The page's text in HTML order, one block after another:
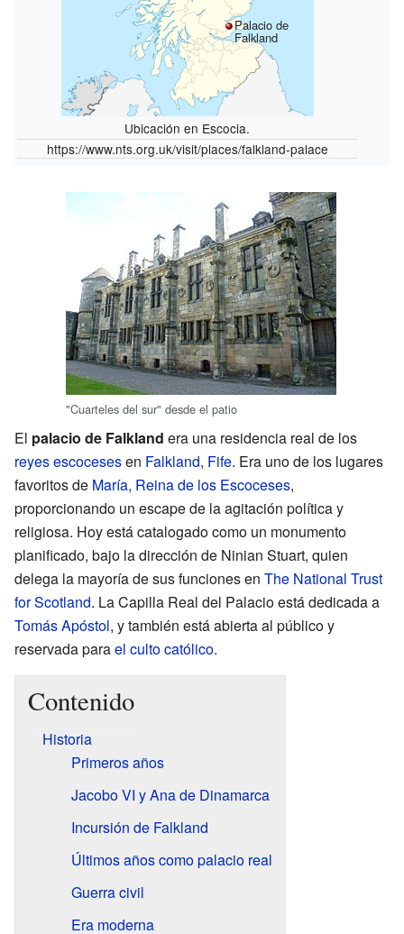
Palacio de
Falkland
Ubicación en Escocia.
https://www.nts.org.uk/visit/places/falkland-palace
"Cuarteles del sur" desde el patio
El palacio de Falkland era una residencia real de los
reyes escocesesen Falkland, Fife. Era uno de los lugares
favoritos de María, Reina de los Escoceses,
proporcionando un escape de la agitación política y
religiosa. Hoy está catalogado como un monumento
planificado, bajo la dirección de Ninian Stuart, quien
delega la mayoría de sus funciones en The National Trust
for Scotland. La Capilla Real del Palacio está dedicada a
Tomás Apóstol, y también está abierta al público y
reservada parael culto católico.
Contenido
Historia
Primeros años
Jacobo VI y Ana de Dinamarca
Incursión de Falkland
Últimos años como palacio real
Guerra civil
Era moderna